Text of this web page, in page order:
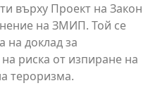
върху Проект на Закон
на ЗМИП. Той се
на доклад за
риска от изпиране на
тероризма.